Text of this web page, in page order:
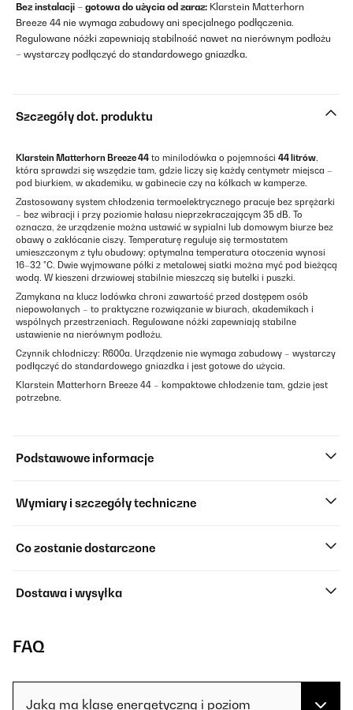
Bez instalacji – gotowa do użycia od zaraz: Klarstein Matterhorn
Breeze 44 nie wymaga zabudowy ani specjalnego podłączenia.
Regulowane nóżki zapewniają stabilność nawet na nierównym podłożu
– wystarczy podłączyć do standardowego gniazdka.
Szczegóły dot. produktu
Klarstein Matterhorn Breeze 44 to minilodówka o pojemności 44 litrów,
która sprawdzi się wszędzie tam, gdzie liczy się każdy centymetr miejsca –
pod biurkiem, w akademiku, w gabinecie czy na kółkach w kamperze.
Zastosowany system chłodzenia termoelektrycznego pracuje bez sprężarki
– bez wibracji i przy poziomie hałasu nieprzekraczającym 35 dB. To
oznacza, że urządzenie można ustawić w sypialni lub domowym biurze bez
obawy o zakłócanie ciszy. Temperaturę reguluje się termostatem
umieszczonym z tyłu obudowy; optymalna temperatura otoczenia wynosi
16–32 °C. Dwie wyjmowane półki z metalowej siatki można myć pod bieżącą
wodą. W kieszeni drzwiowej stabilnie mieszczą się butelki i puszki.
Zamykana na klucz lodówka chroni zawartość przed dostępem osób
niepowołanych – to praktyczne rozwiązanie w biurach, akademikach i
wspólnych przestrzeniach. Regulowane nóżki zapewniają stabilne
ustawienie na nierównym podłożu.
Czynnik chłodniczy: R600a. Urządzenie nie wymaga zabudowy – wystarczy
podłączyć do standardowego gniazdka i jest gotowe do użycia.
Klarstein Matterhorn Breeze 44 – kompaktowe chłodzenie tam, gdzie jest
potrzebne.
Podstawowe informacje
Wymiary i szczegóły techniczne
Co zostanie dostarczone
Dostawa i wysyłka
FAQ
Jaką ma klasę energetyczną i poziom